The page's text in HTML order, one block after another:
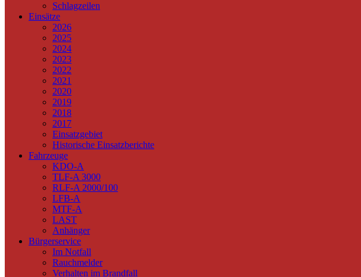
Schlagzeilen
Einsätze
2026
2025
2024
2023
2022
2021
2020
2019
2018
2017
Einsatzgebiet
Historische Einsatzberichte
Fahrzeuge
KDO-A
TLF-A 3000
RLF-A 2000/100
LFB-A
MTF-A
LAST
Anhänger
Bürgerservice
Im Notfall
Rauchmelder
Verhalten im Brandfall